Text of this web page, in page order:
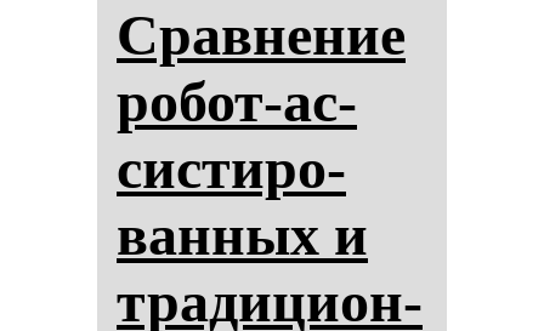
Срав­не­ние
ро­бот-ас­
сис­ти­ро­
ван­ных и
тра­ди­ци­он­